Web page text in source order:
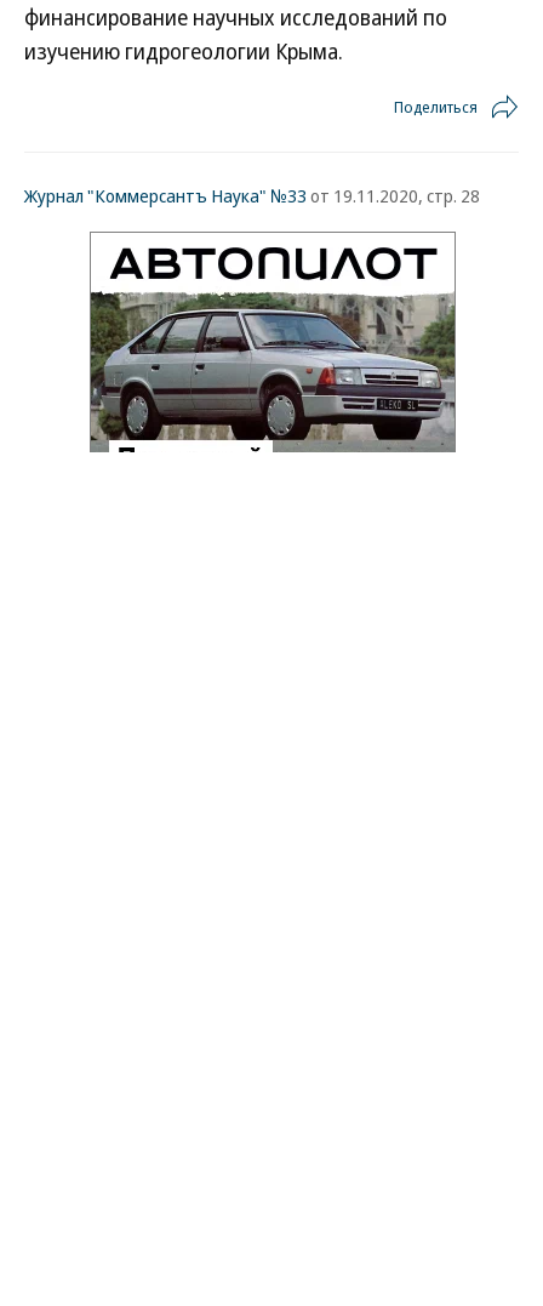
финансирование научных исследований по
изучению гидрогеологии Крыма.
Поделиться
Журнал "Коммерсантъ Наука" №33 от 19.11.2020, стр. 28